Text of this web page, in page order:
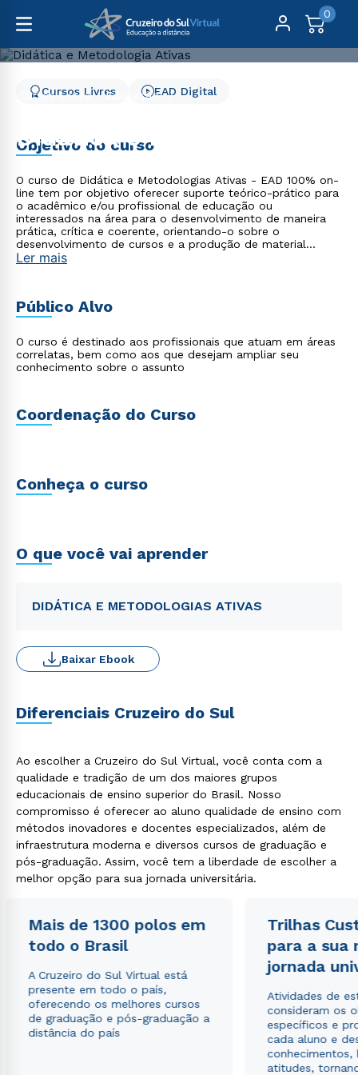
0
Cursos Livres
Educação
Didática e Metodologia
Ativas
Cursos Livres EAD Digital
Objetivo do curso
O curso de Didática e Metodologias Ativas - EAD 100% on-
line tem por objetivo oferecer suporte teórico-prático para
o acadêmico e/ou profissional de educação ou
interessados na área para o desenvolvimento de maneira
prática, crítica e coerente, orientando-o sobre o
desenvolvimento de cursos e a produção de material
didático para o ensino virtual. Explorando as principais
Ler mais
Público Alvo
O curso é destinado aos profissionais que atuam em áreas
correlatas, bem como aos que desejam ampliar seu
conhecimento sobre o assunto
Coordenação do Curso
Conheça o curso
O que você vai aprender
DIDÁTICA E METODOLOGIAS ATIVAS
Baixar Ebook
Diferenciais Cruzeiro do Sul
Ao escolher a Cruzeiro do Sul Virtual, você conta com a
qualidade e tradição de um dos maiores grupos
educacionais de ensino superior do Brasil. Nosso
compromisso é oferecer ao aluno qualidade de ensino com
métodos inovadores e docentes especializados, além de
infraestrutura moderna e diversos cursos de graduação e
pós-graduação. Assim, você tem a liberdade de escolher a
melhor opção para sua jornada universitária.
Mais de 1300 polos em
todo o Brasil
A Cruzeiro do Sul Virtual está
presente em todo o país,
oferecendo os melhores cursos
de graduação e pós-graduação a
distância do país
Trilhas
para a sua
jornada
Atividades de
consideram os
específicos e
cada aluno e
conhecimentos,
atitudes,